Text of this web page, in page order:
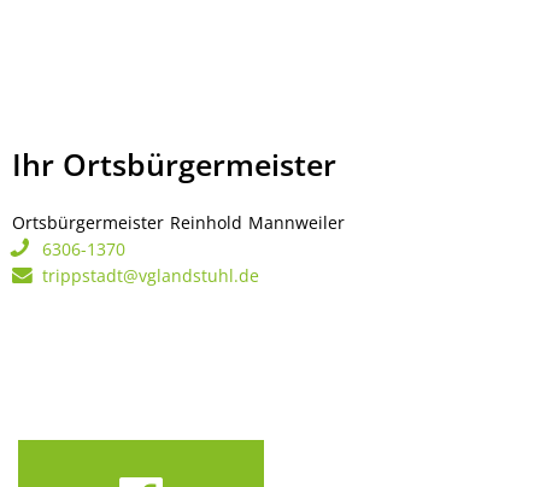
Ihr Ortsbürgermeister
Ortsbürgermeister Reinhold Mannweiler
6306-1370
trippstadt@vglandstuhl.de